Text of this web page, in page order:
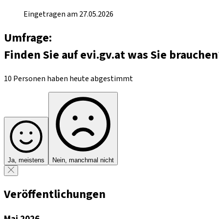
Eingetragen am 27.05.2026
Umfrage:
Finden Sie auf evi.gv.at was Sie
10 Personen haben heute abgestimmt
Ja, meistens Nein, manchmal nicht
Veröffentlichungen